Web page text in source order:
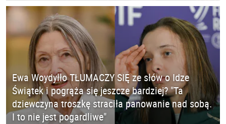
Ewa Woydyłło TŁUMACZY SIĘ ze słów o Idze
Świątek i pogrąża się jeszcze bardziej? "Ta
dziewczyna troszkę straciła panowanie nad sobą.
I to nie jest pogardliwe"